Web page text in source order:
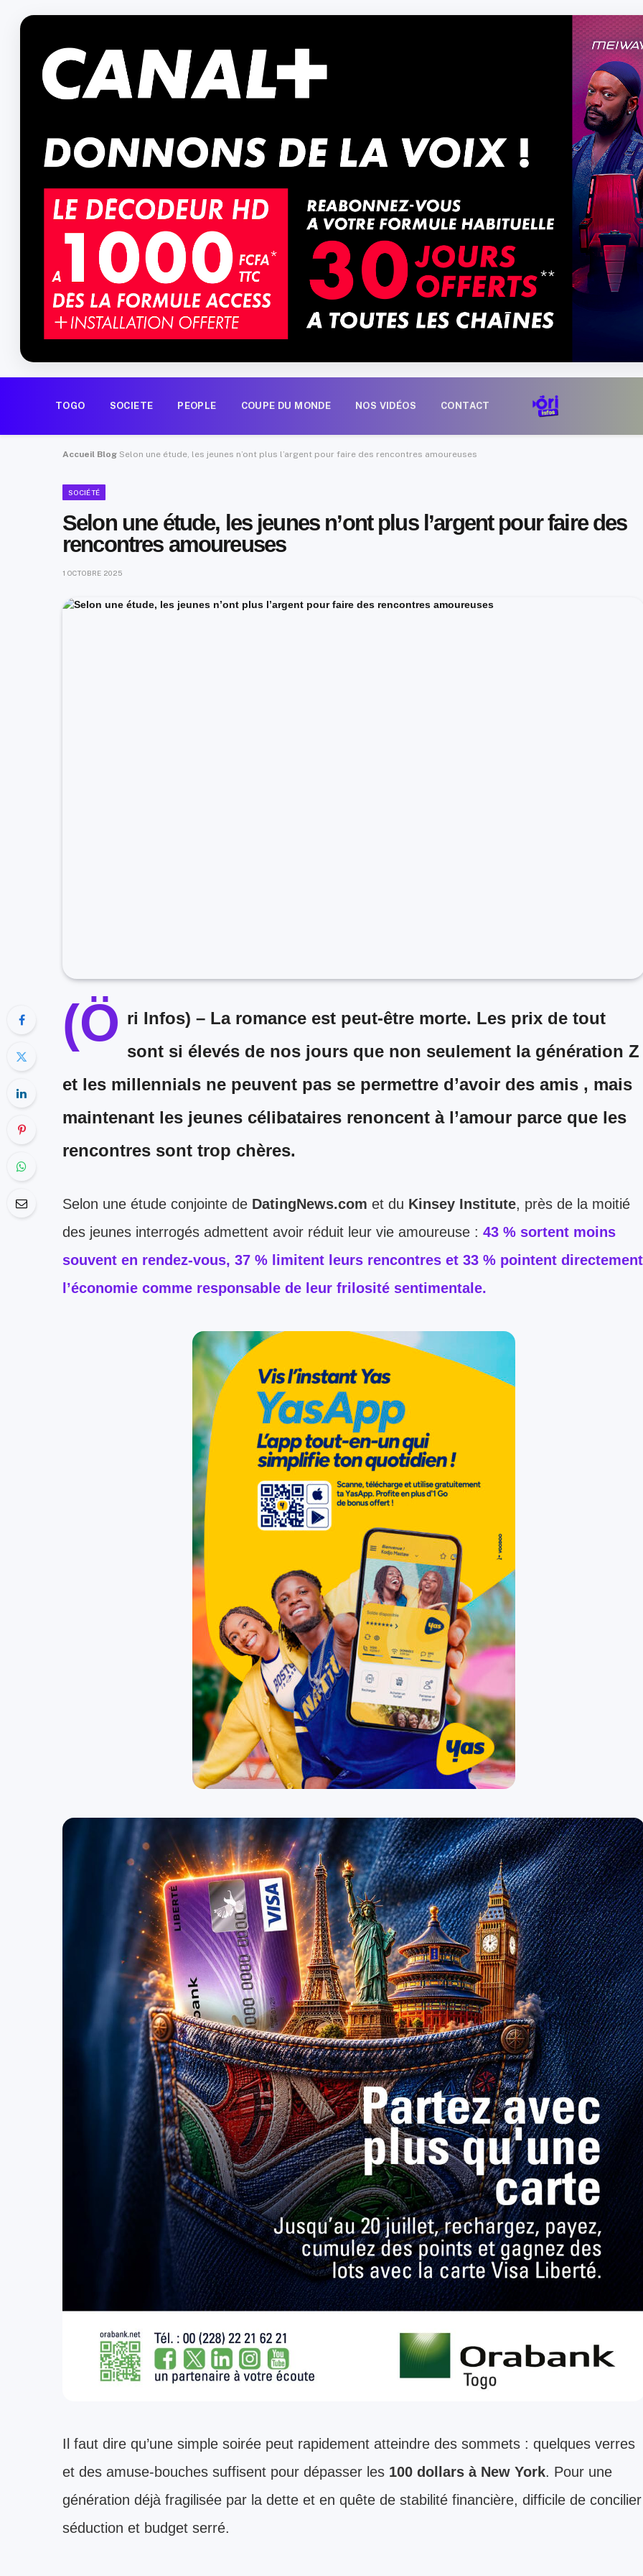
TOGO SOCIETE PEOPLE COUPE DU MONDE NOS VIDÉOS CONTACT
Accueil Blog Selon une étude, les jeunes n’ont plus l’argent pour faire des rencontres amoureuses
SOCIÉTÉ
Selon une étude, les jeunes n’ont plus l’argent pour faire des
rencontres amoureuses
1 OCTOBRE 2025
(Ö ri Infos) – La romance est peut-être morte. Les prix de tout
sont si élevés de nos jours que non seulement la génération Z
et les millennials ne peuvent pas se permettre d’avoir des amis , mais
maintenant les jeunes célibataires renoncent à l’amour parce que les
rencontres sont trop chères.
Selon une étude conjointe de DatingNews.com et du Kinsey Institute, près de la moitié
des jeunes interrogés admettent avoir réduit leur vie amoureuse : 43 % sortent moins
souvent en rendez-vous, 37 % limitent leurs rencontres et 33 % pointent directement
l’économie comme responsable de leur frilosité sentimentale.
Il faut dire qu’une simple soirée peut rapidement atteindre des sommets : quelques verres
et des amuse-bouches suffisent pour dépasser les 100 dollars à New York. Pour une
génération déjà fragilisée par la dette et en quête de stabilité financière, difficile de concilier
séduction et budget serré.